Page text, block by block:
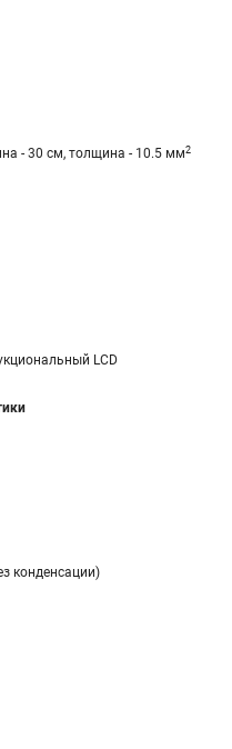
- 30 см, толщина - 10.5 мм2
LCD
конденсации)